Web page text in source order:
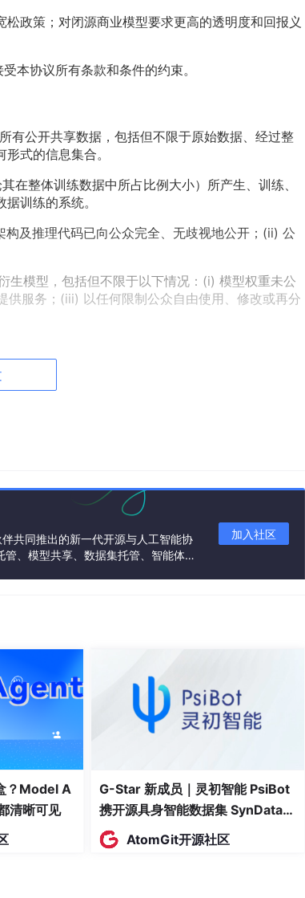
政策；对闭源商业模型要求更高的透明度和回报义
本协议所有条款和条件的约束。
有公开共享数据，包括但不限于原始数据、经过整
式的信息集合。
在整体训练数据中所占比例大小）所产生、训练、
训练的系统。
及推理代码已向公众完全、无歧视地公开；(ii) 公
生模型，包括但不限于以下情况：(i) 模型权重未公
服务；(iii) 以任何限制公众自由使用、修改或再分
中；(iii) 使用数据或衍生模型直接或间接提供付费
确用于分摊模型训练过程中产生的计算资源、数
含了本协议数据的行为，该声明应至少包含：(i) 所
规定，向数据贡献者社区进行贡献的行为。
非排他性、免版税、不可再许可（向第三方分发数
其复制件的权利。
析数据的权利。
共同推出的新一代开源与人工智能协
、模型共享、数据集托管、智能体开
加入社区
？Model A
清晰可见
G-Star 新成员｜灵初智能 PsiBot
携开源具身智能数据集 SynData
入驻 AtomGit
AtomGit开源社区